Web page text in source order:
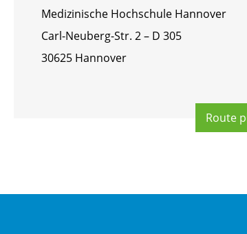
Me­di­zi­ni­sche Hoch­schu­le Han­no­ver
Carl-Neu­berg-Str. 2 – D 305
30625 Han­no­ver
Route